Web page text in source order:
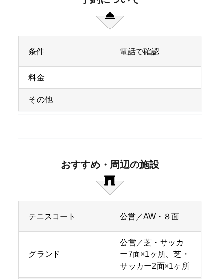
条件 電話で確認
料金
その他
おすすめ・周辺の施設
テニスコート 公営／AW・８面
グランド
公営／芝・サッカ
ー7面×1ヶ所、芝・
サッカー2面×1ヶ所